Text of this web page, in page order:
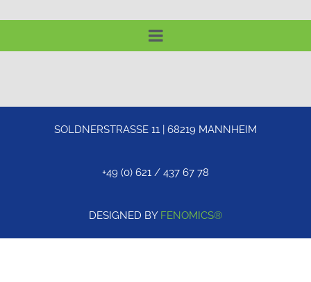
SOLDNERSTRASSE 11 | 68219 MANNHEIM
+49 (0) 621 / 437 67 78
DESIGNED BY FENOMICS®